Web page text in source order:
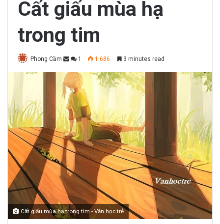
Cất giấu mùa hạ
trong tim
Phong Cầm 1 1.686 3 minutes read
Cất giấu mùa hạ trong tim - Văn học trẻ